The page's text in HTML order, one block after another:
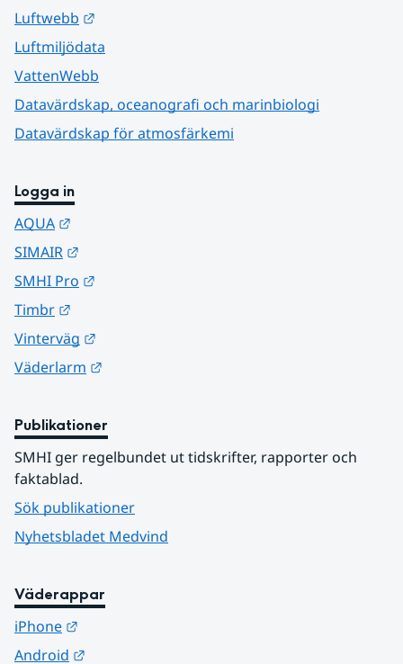
Luftwebb
Luftmiljödata
VattenWebb
Datavärdskap, oceanografi och marinbiologi
Datavärdskap för atmosfärkemi
Logga in
AQUA
SIMAIR
SMHI Pro
Timbr
Vinterväg
Väderlarm
Publikationer
SMHI ger regelbundet ut tidskrifter, rapporter och
faktablad.
Sök publikationer
Nyhetsbladet Medvind
Väderappar
iPhone
Android